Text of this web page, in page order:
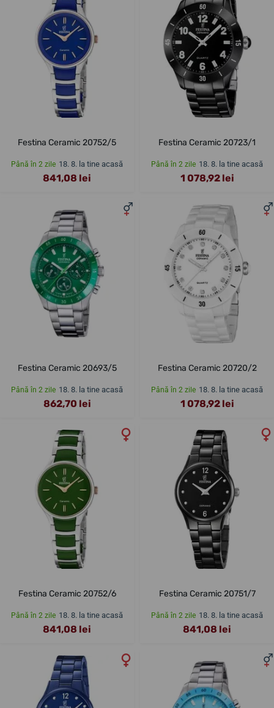
Festina Ceramic 20752/5
Până în 2 zile 18. 8. la tine acasă
841,08 lei
Festina Ceramic 20723/1
Până în 2 zile 18. 8. la tine acasă
1 078,92 lei
Festina Ceramic 20693/5
Până în 2 zile 18. 8. la tine acasă
862,70 lei
Festina Ceramic 20720/2
Până în 2 zile 18. 8. la tine acasă
1 078,92 lei
Festina Ceramic 20752/6
Până în 2 zile 18. 8. la tine acasă
841,08 lei
Festina Ceramic 20751/7
Până în 2 zile 18. 8. la tine acasă
841,08 lei